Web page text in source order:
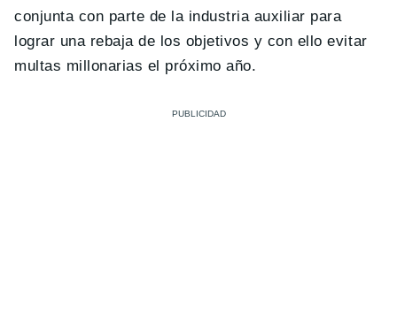
conjunta con parte de la industria auxiliar para
lograr una rebaja de los objetivos y con ello evitar
multas millonarias el próximo año.